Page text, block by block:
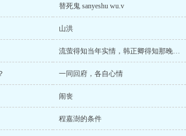
替死鬼 sanyeshu wu.v
山洪
流萤得知当年实情，韩正卿得知那晚真相
一同回府，各自心情
闹丧
程嘉澍的条件